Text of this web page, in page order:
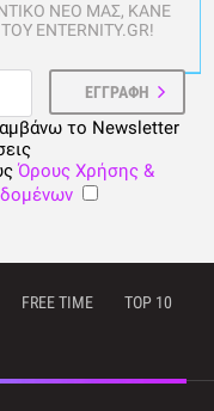
ΝΕΟ ΜΑΣ, ΚΑΝΕ
ENTERNITY.GR!
το Newsletter
Όρους Χρήσης &
FREE TIME
TOP 10